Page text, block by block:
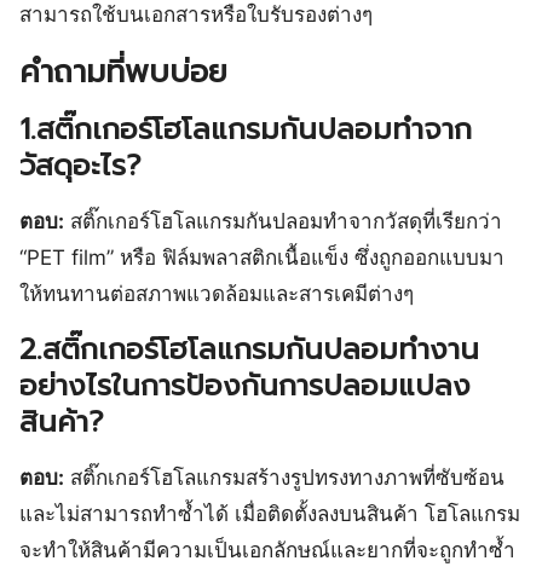
สามารถใช้บนเอกสารหรือใบรับรองต่างๆ
คำถามที่พบบ่อย
1.สติ๊กเกอร์โฮโลแกรมกันปลอมทำจาก
วัสดุอะไร?
ตอบ: สติ๊กเกอร์โฮโลแกรมกันปลอมทำจากวัสดุที่เรียกว่า
“PET film” หรือ ฟิล์มพลาสติกเนื้อแข็ง ซึ่งถูกออกแบบมา
ให้ทนทานต่อสภาพแวดล้อมและสารเคมีต่างๆ
2.สติ๊กเกอร์โฮโลแกรมกันปลอมทำงาน
อย่างไรในการป้องกันการปลอมแปลง
สินค้า?
ตอบ: สติ๊กเกอร์โฮโลแกรมสร้างรูปทรงทางภาพที่ซับซ้อน
และไม่สามารถทำซ้ำได้ เมื่อติดตั้งลงบนสินค้า โฮโลแกรม
จะทำให้สินค้ามีความเป็นเอกลักษณ์และยากที่จะถูกทำซ้ำ